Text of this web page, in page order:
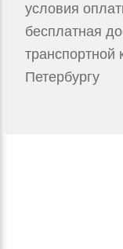
условия
бесплатная
транспортной
Петербургу